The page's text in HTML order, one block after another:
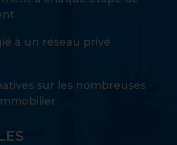
à un réseau privé
sur les nombreuses